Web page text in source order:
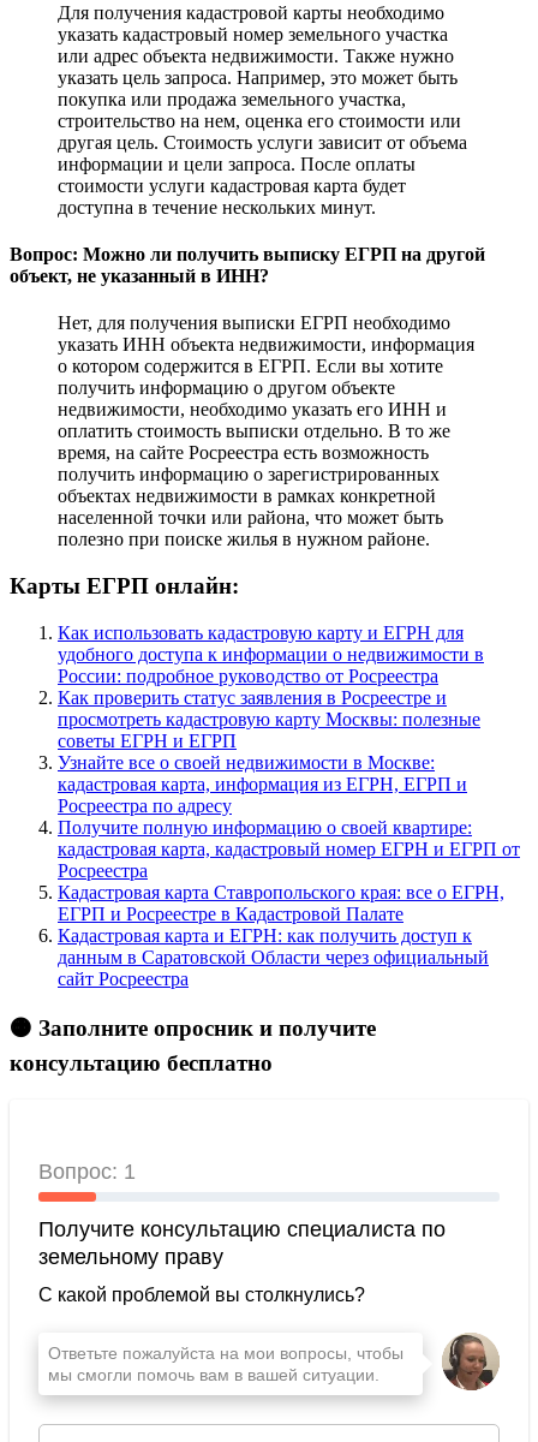
Для получения кадастровой карты необходимо
указать кадастровый номер земельного участка
или адрес объекта недвижимости. Также нужно
указать цель запроса. Например, это может быть
покупка или продажа земельного участка,
строительство на нем, оценка его стоимости или
другая цель. Стоимость услуги зависит от объема
информации и цели запроса. После оплаты
стоимости услуги кадастровая карта будет
доступна в течение нескольких минут.
Вопрос: Можно ли получить выписку ЕГРП на другой
объект, не указанный в ИНН?
Нет, для получения выписки ЕГРП необходимо
указать ИНН объекта недвижимости, информация
о котором содержится в ЕГРП. Если вы хотите
получить информацию о другом объекте
недвижимости, необходимо указать его ИНН и
оплатить стоимость выписки отдельно. В то же
время, на сайте Росреестра есть возможность
получить информацию о зарегистрированных
объектах недвижимости в рамках конкретной
населенной точки или района, что может быть
полезно при поиске жилья в нужном районе.
Карты ЕГРП онлайн:
Как использовать кадастровую карту и ЕГРН для
удобного доступа к информации о недвижимости в
России: подробное руководство от Росреестра
Как проверить статус заявления в Росреестре и
просмотреть кадастровую карту Москвы: полезные
советы ЕГРН и ЕГРП
Узнайте все о своей недвижимости в Москве:
кадастровая карта, информация из ЕГРН, ЕГРП и
Росреестра по адресу
Получите полную информацию о своей квартире:
кадастровая карта, кадастровый номер ЕГРН и ЕГРП от
Росреестра
Кадастровая карта Ставропольского края: все о ЕГРН,
ЕГРП и Росреестре в Кадастровой Палате
Кадастровая карта и ЕГРН: как получить доступ к
данным в Саратовской Области через официальный
сайт Росреестра
🟠 Заполните опросник и получите
консультацию бесплатно